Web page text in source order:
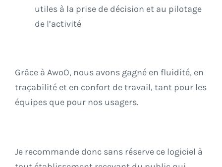
utiles à la prise de décision et au pilotage
de l’activité
Grâce à AwoO, nous avons gagné en fluidité, en
traçabilité et en confort de travail, tant pour les
équipes que pour nos usagers.
Je recommande donc sans réserve ce logiciel à